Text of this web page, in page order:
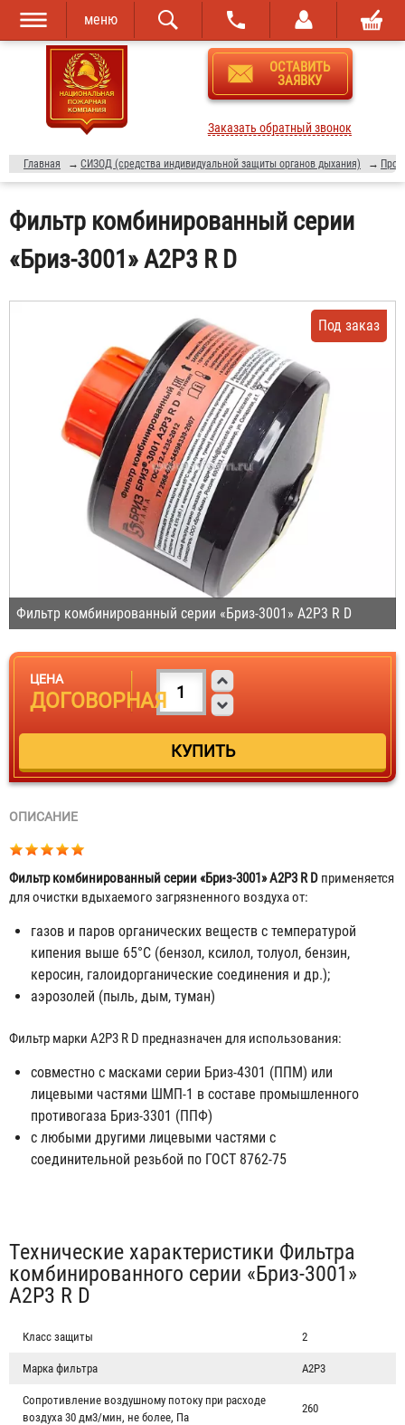
Перейти к
основному
содержанию
Skip to
navigation
меню
ОСТАВИТЬ
ЗАЯВКУ
Заказать обратный звонок
Главная → СИЗОД (средства индивидуальной защиты органов дыхания) →
Фильтр комбинированный серии
«Бриз-3001» A2P3 R D
Фильтр комбинированный серии «Бриз-3001» A2P3 R D
Под заказ
ЦЕНА
ДОГОВОРНАЯ
ОПИСАНИЕ
Фильтр комбинированный серии «Бриз-3001» A2P3 R D применяется
для очистки вдыхаемого загрязненного воздуха от:
газов и паров органических веществ с температурой
кипения выше 65°С (бензол, ксилол, толуол, бензин,
керосин, галоидорганические соединения и др.);
аэрозолей (пыль, дым, туман)
Фильтр марки А2Р3 R D предназначен для использования:
совместно с масками серии Бриз-4301 (ППМ) или
лицевыми частями ШМП-1 в составе промышленного
противогаза Бриз-3301 (ППФ)
с любыми другими лицевыми частями с
соединительной резьбой по ГОСТ 8762-75
Табы
Технические характеристики Фильтра
комбинированного серии «Бриз-3001»
A2P3 R D
Класс защиты 2
Марка фильтра A2P3
Сопротивление воздушному потоку при расходе
воздуха 30 дм3/мин, не более, Па
260